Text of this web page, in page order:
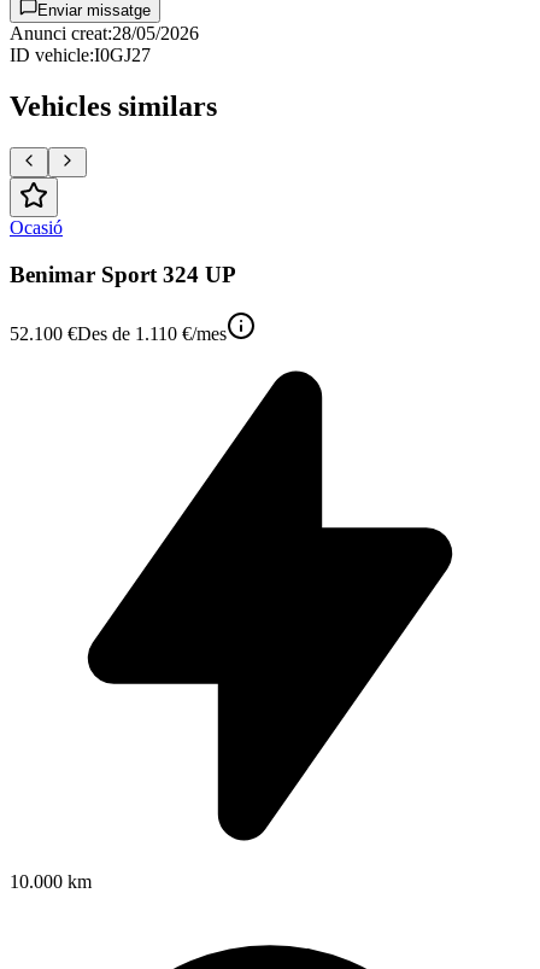
Enviar missatge
Anunci creat:28/05/2026
ID vehicle:I0GJ27
Vehicles similars
Ocasió
Benimar Sport 324 UP
52.100 €Des de 1.110 €/mes
10.000 km